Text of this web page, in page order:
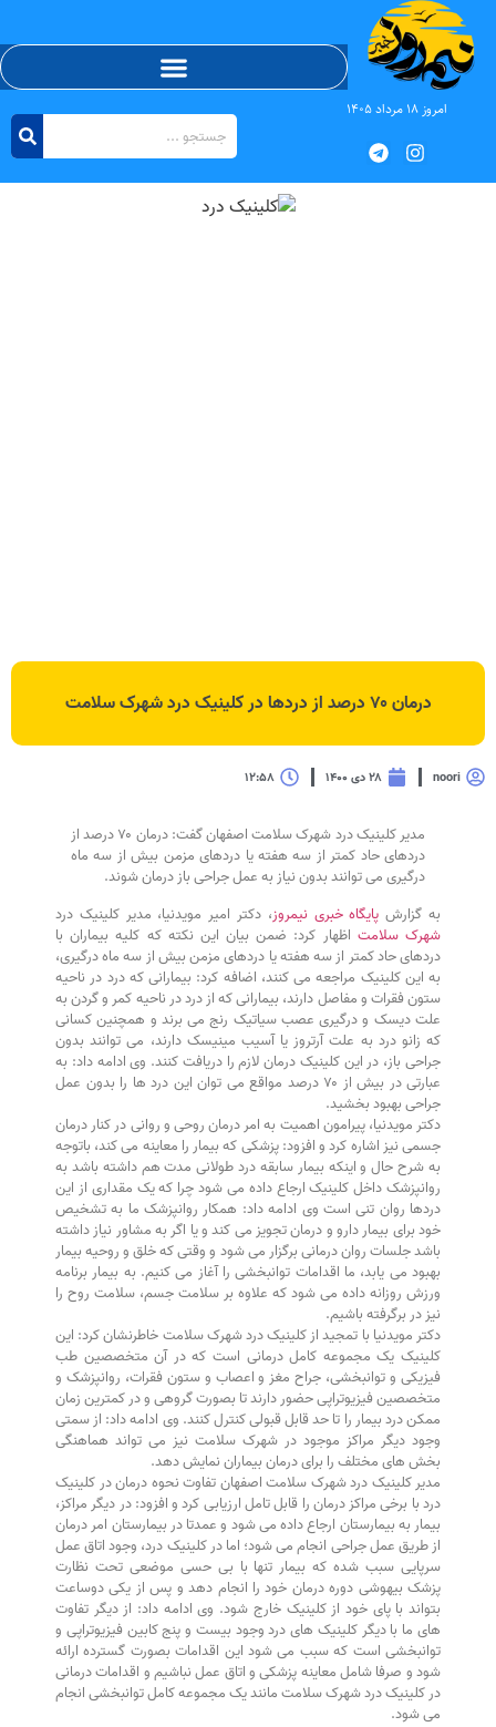
امروز ۱۸ مرداد ۱۴۰۵
درمان ۷۰ درصد از دردها در کلینیک درد شهرک سلامت
noori ۲۸ دی ۱۴۰۰ ۱۲:۵۸
مدیر کلینیک درد شهرک سلامت اصفهان گفت: درمان ۷۰ درصد از
دردهای حاد کمتر از سه هفته یا دردهای مزمن بیش از سه ماه
درگیری می توانند بدون نیاز به عمل جراحی باز درمان شوند.
به گزارش پایگاه خبری نیمروز، دکتر امیر مویدنیا، مدیر کلینیک درد
شهرک سلامت اظهار کرد: ضمن بیان این نکته که کلیه بیماران با
دردهای حاد کمتر از سه هفته یا دردهای مزمن بیش از سه ماه درگیری،
به این کلینیک مراجعه می کنند، اضافه کرد: بیمارانی که درد در ناحیه
ستون فقرات و مفاصل دارند، بیمارانی که از درد در ناحیه کمر و گردن به
علت دیسک و درگیری عصب سیاتیک رنج می برند و همچنین کسانی
که زانو درد به علت آرتروز یا آسیب مینیسک دارند، می توانند بدون
جراحی باز، در این کلینیک درمان لازم را دریافت کنند. وی ادامه داد: به
عبارتی در بیش از ۷۰ درصد مواقع می توان این درد ها را بدون عمل
جراحی بهبود بخشید.
دکتر مویدنیا، پیرامون اهمیت به امر درمان روحی و روانی در کنار درمان
جسمی نیز اشاره کرد و افزود: پزشکی که بیمار را معاینه می کند، باتوجه
به شرح حال و اینکه بیمار سابقه درد طولانی مدت هم داشته باشد به
روانپزشک داخل کلینیک ارجاع داده می شود چرا که یک مقداری از این
دردها روان تنی است وی ادامه داد: همکار روانپزشک ما به تشخیص
خود برای بیمار دارو و درمان تجویز می کند و یا اگر به مشاور نیاز داشته
باشد جلسات روان درمانی برگزار می شود و وقتی که خلق و روحیه بیمار
بهبود می یابد، ما اقدامات توانبخشی را آغاز می کنیم. به بیمار برنامه
ورزش روزانه داده می شود که علاوه بر سلامت جسم، سلامت روح را
نیز در برگرفته باشیم.
دکتر مویدنیا با تمجید از کلینیک درد شهرک سلامت خاطرنشان کرد: این
کلینیک یک مجموعه کامل درمانی است که در آن متخصصین طب
فیزیکی و توانبخشی، جراح مغز و اعصاب و ستون فقرات، روانپزشک و
متخصصین فیزیوتراپی حضور دارند تا بصورت گروهی و در کمترین زمان
ممکن درد بیمار را تا حد قابل قبولی کنترل کنند. وی ادامه داد: از سمتی
وجود دیگر مراکز موجود در شهرک سلامت نیز می تواند هماهنگی
بخش های مختلف را برای درمان بیماران نمایش دهد.
مدیر کلینیک درد شهرک سلامت اصفهان تفاوت نحوه درمان در کلینیک
درد با برخی مراکز درمان را قابل تامل ارزیابی کرد و افزود: در دیگر مراکز،
بیمار به بیمارستان ارجاع داده می شود و عمدتا در بیمارستان امر درمان
از طریق عمل جراحی انجام می شود؛ اما در کلینیک درد، وجود اتاق عمل
سرپایی سبب شده که بیمار تنها با بی حسی موضعی تحت نظارت
پزشک بیهوشی دوره درمان خود را انجام دهد و پس از یکی دوساعت
بتواند با پای خود از کلینیک خارج شود. وی ادامه داد: از دیگر تفاوت
های ما با دیگر کلینیک های درد وجود بیست و پنج کابین فیزیوتراپی و
توانبخشی است که سبب می شود این اقدامات بصورت گسترده ارائه
شود و صرفا شامل معاینه پزشکی و اتاق عمل نباشیم و اقدامات درمانی
در کلینیک درد شهرک سلامت مانند یک مجموعه کامل توانبخشی انجام
می شود.